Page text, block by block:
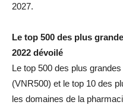
2027.
Le top 500 des plus
2022 dévoilé
Le top 500 des plus
(VNR500) et le top 10 des
les domaines de la